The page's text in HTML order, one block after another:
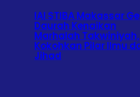
IAI STIBA Makassar
Daurah Kenaikan
Marhalah Takwiniyah,
Kokohkan Pilar Ilmu
Jihad